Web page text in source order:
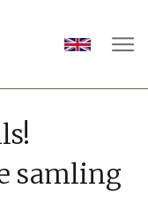
samling